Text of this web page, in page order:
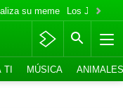
su meme Los Jonas
TI MÚSICA ANIMALES